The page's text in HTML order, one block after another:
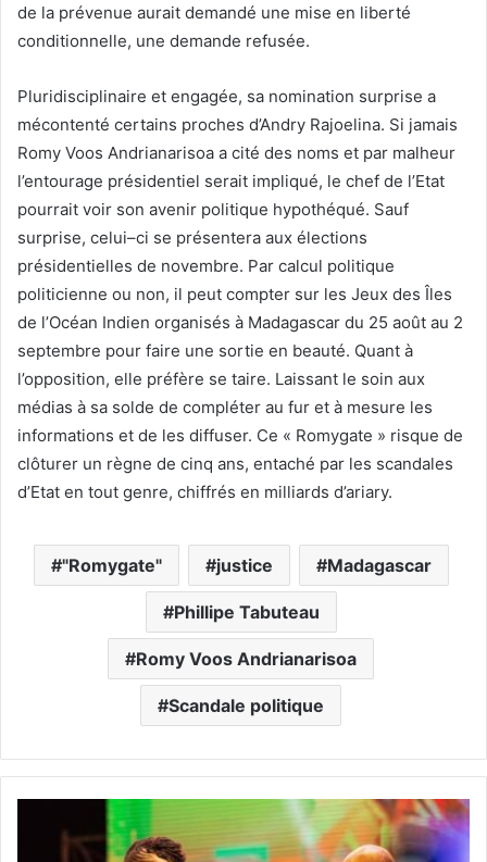
de la prévenue aurait demandé une mise en liberté
conditionnelle, une demande refusée.
Pluridisciplinaire et engagée, sa nomination surprise a
mécontenté certains proches d’Andry Rajoelina. Si jamais
Romy Voos Andrianarisoa a cité des noms et par malheur
l’entourage présidentiel serait impliqué, le chef de l’Etat
pourrait voir son avenir politique hypothéqué. Sauf
surprise, celui–ci se présentera aux élections
présidentielles de novembre. Par calcul politique
politicienne ou non, il peut compter sur les Jeux des Îles
de l’Océan Indien organisés à Madagascar du 25 août au 2
septembre pour faire une sortie en beauté. Quant à
l’opposition, elle préfère se taire. Laissant le soin aux
médias à sa solde de compléter au fur et à mesure les
informations et de les diffuser. Ce « Romygate » risque de
clôturer un règne de cinq ans, entaché par les scandales
d’Etat en tout genre, chiffrés en milliards d’ariary.
"Romygate" justice Madagascar
Phillipe Tabuteau
Romy Voos Andrianarisoa
Scandale politique